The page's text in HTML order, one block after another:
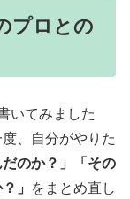
プロとの
いてみました
、自分がやりた
だのか？」「その
」
をまとめ直し